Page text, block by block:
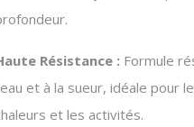
Résistance : Formule
et à la sueur, idéale pour
et les activités.